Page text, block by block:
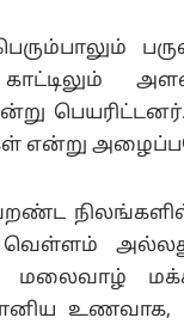
என்று
அல்லது
மலைவாழ்
உணவாக,